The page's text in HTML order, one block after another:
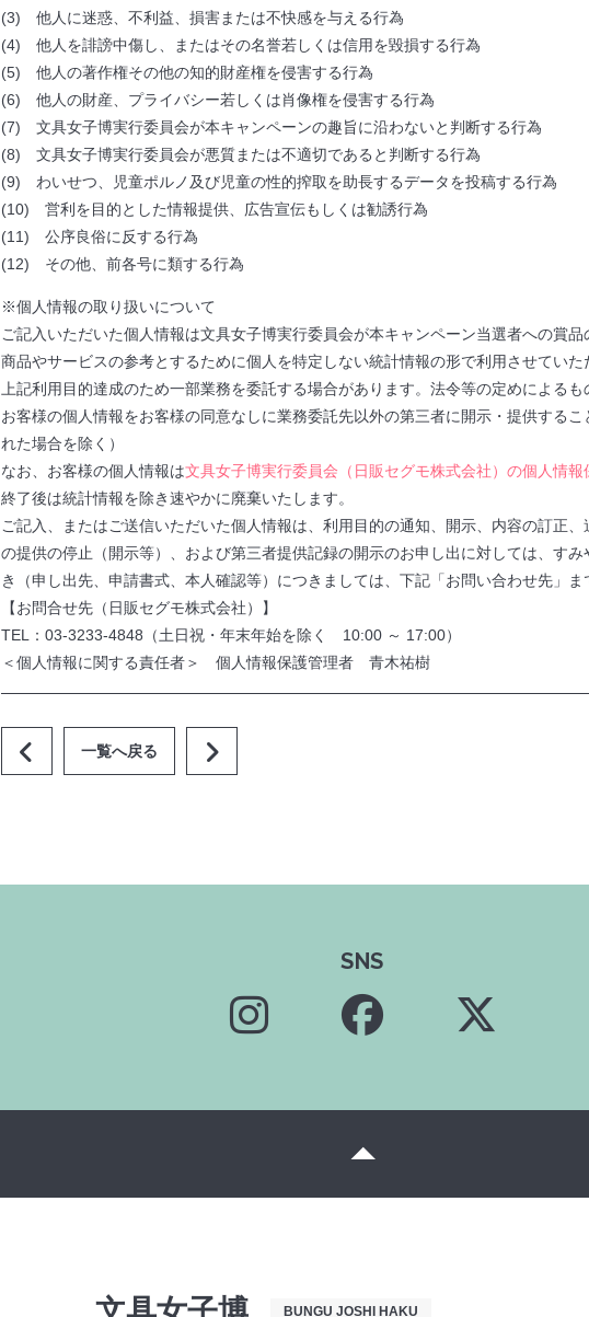
(3) 他人に迷惑、不利益、損害または不快感を与える行為
(4) 他人を誹謗中傷し、またはその名誉若しくは信用を毀損する行為
(5) 他人の著作権その他の知的財産権を侵害する行為
(6) 他人の財産、プライバシー若しくは肖像権を侵害する行為
(7) 文具女子博実行委員会が本キャンペーンの趣旨に沿わないと判断する行為
(8) 文具女子博実行委員会が悪質または不適切であると判断する行為
(9) わいせつ、児童ポルノ及び児童の性的搾取を助長するデータを投稿する行為
(10) 営利を目的とした情報提供、広告宣伝もしくは勧誘行為
(11) 公序良俗に反する行為
(12) その他、前各号に類する行為
※個人情報の取り扱いについて
ご記入いただいた個人情報は文具女子博実行委員会が本キャンペーン当選者への賞
商品やサービスの参考とするために個人を特定しない統計情報の形で利用させていた
上記利用目的達成のため一部業務を委託する場合があります。法令等の定めによるも
お客様の個人情報をお客様の同意なしに業務委託先以外の第三者に開示・提供する
れた場合を除く）
なお、お客様の個人情報は文具女子博実行委員会（日販セグモ株式会社）の個人情報
終了後は統計情報を除き速やかに廃棄いたします。
ご記入、またはご送信いただいた個人情報は、利用目的の通知、開示、内容の訂正
の提供の停止（開示等）、および第三者提供記録の開示のお申し出に対しては、す
き（申し出先、申請書式、本人確認等）につきましては、下記「お問い合わせ先」ま
【お問合せ先（日販セグモ株式会社）】
TEL：03-3233-4848（土日祝・年末年始を除く 10:00 ～ 17:00）
＜個人情報に関する責任者＞ 個人情報保護管理者 青木祐樹
一覧へ戻る
SNS
BUNGU JOSHI HAKU